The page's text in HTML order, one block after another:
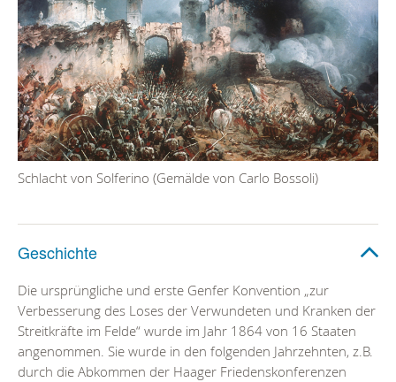
Schlacht von Solferino (Gemälde von Carlo Bossoli)
Geschichte
Die ursprüngliche und erste Genfer Konvention „zur
Verbesserung des Loses der Verwundeten und Kranken der
Streitkräfte im Felde“ wurde im Jahr 1864 von 16 Staaten
angenommen. Sie wurde in den folgenden Jahrzehnten, z.B.
durch die Abkommen der Haager Friedenskonferenzen